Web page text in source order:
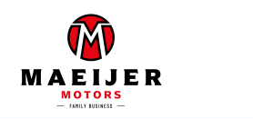
inhoud